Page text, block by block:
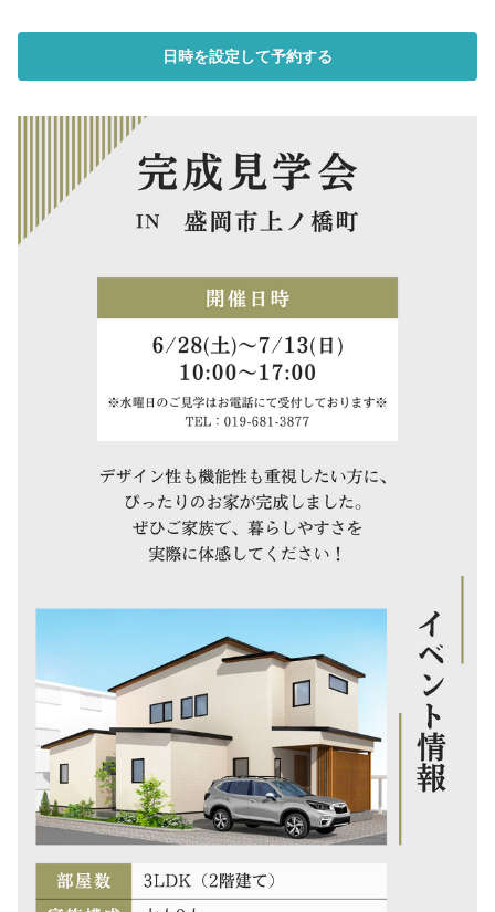
日時を設定して予約する